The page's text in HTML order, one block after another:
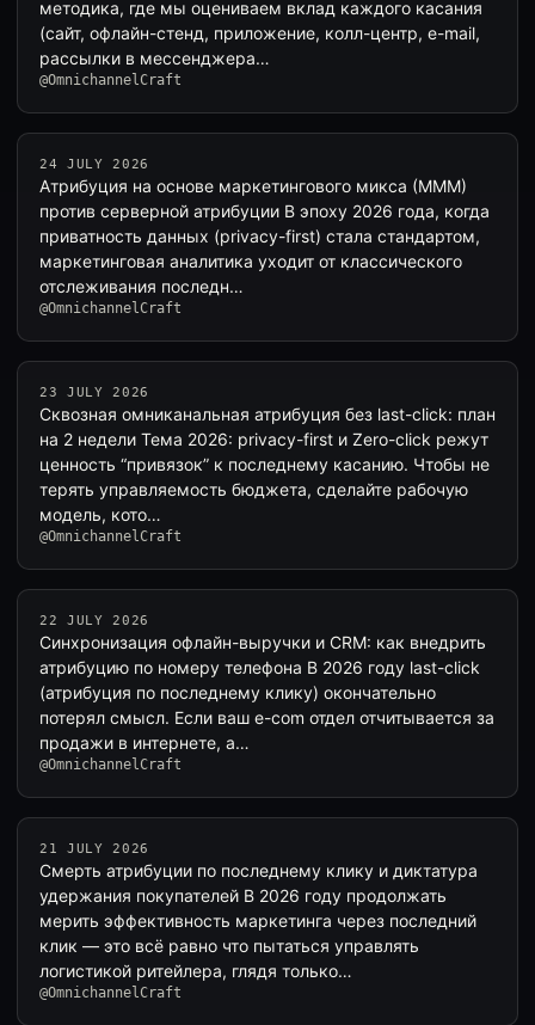
методика, где мы оцениваем вклад каждого касания
(сайт, офлайн-стенд, приложение, колл-центр, e-mail,
рассылки в мессенджера…
@OmnichannelCraft
24 JULY 2026
Атрибуция на основе маркетингового микса (MMM)
против серверной атрибуции В эпоху 2026 года, когда
приватность данных (privacy-first) стала стандартом,
маркетинговая аналитика уходит от классического
отслеживания последн…
@OmnichannelCraft
23 JULY 2026
Сквозная омниканальная атрибуция без last-click: план
на 2 недели Тема 2026: privacy-first и Zero-click режут
ценность “привязок” к последнему касанию. Чтобы не
терять управляемость бюджета, сделайте рабочую
модель, кото…
@OmnichannelCraft
22 JULY 2026
Синхронизация офлайн-выручки и CRM: как внедрить
атрибуцию по номеру телефона В 2026 году last-click
(атрибуция по последнему клику) окончательно
потерял смысл. Если ваш e-com отдел отчитывается за
продажи в интернете, а…
@OmnichannelCraft
21 JULY 2026
Смерть атрибуции по последнему клику и диктатура
удержания покупателей В 2026 году продолжать
мерить эффективность маркетинга через последний
клик — это всё равно что пытаться управлять
логистикой ритейлера, глядя только…
@OmnichannelCraft